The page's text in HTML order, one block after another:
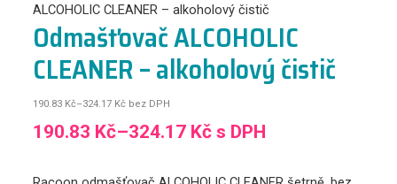
Příslušenství
Dárkové poukázky
Leštící kotouče
Mikrovláknové utěrky, kartáč
Akční sety
ALCOHOLIC CLEANER – alkoholový čistič
Odmašťovač ALCOHOLIC
CLEANER – alkoholový čistič
190.83 Kč–324.17 Kč bez DPH
190.83 Kč–324.17 Kč s DPH